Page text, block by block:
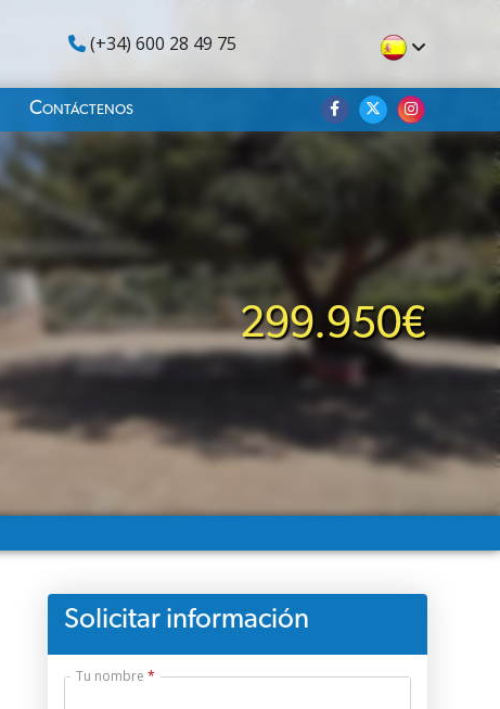
(+34) 600 28 49 75
Contáctenos
299.950€
Solicitar información
Tu nombre